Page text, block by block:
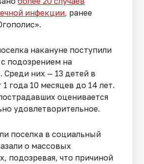
инфекции, ранее
накануне поступили
подозрением на
Среди них — 13 детей в
1 года 10 месяцев до 14 лет.
оценивается
удовлетворительное.
поселка в социальный
о массовых
подозревая, что причиной